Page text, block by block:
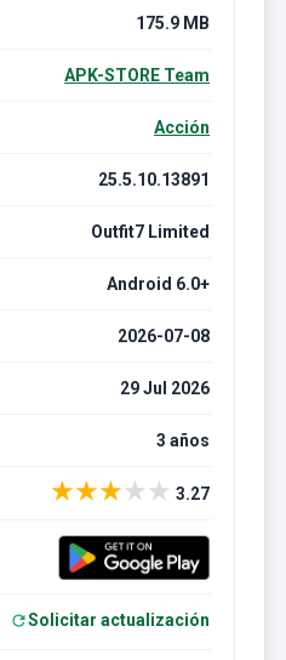
175.9 MB
APK-STORE Team
Acción
25.5.10.13891
Outfit7 Limited
Android 6.0+
2026-07-08
29 Jul 2026
3 años
★★★★★ 3.27
Solicitar actualización